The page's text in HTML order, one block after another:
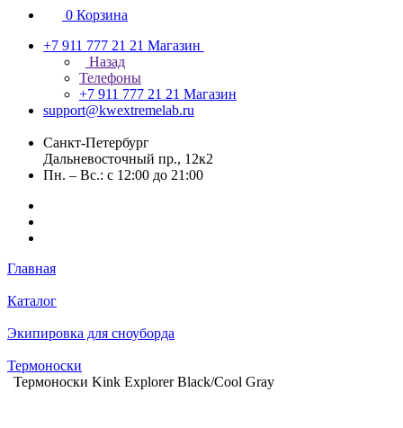
0 Корзина
+7 911 777 21 21 Магазин
Назад
Телефоны
+7 911 777 21 21 Магазин
support@kwextremelab.ru
Санкт-Петербург
Дальневосточный пр., 12к2
Пн. – Вс.: с 12:00 до 21:00
Главная
Каталог
Экипировка для сноуборда
Термоноски
Термоноски Kink Explorer Black/Cool Gray